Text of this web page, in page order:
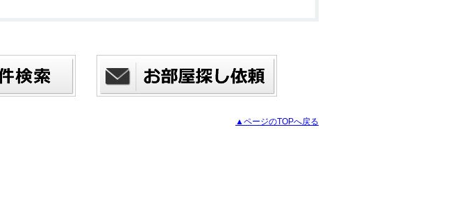
▲ページのTOPへ戻る